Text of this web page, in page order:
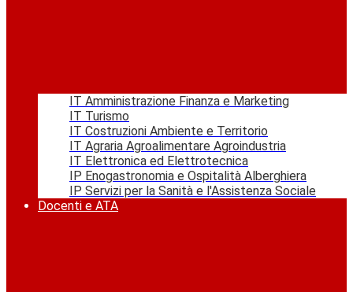
IT Amministrazione Finanza e Marketing
IT Turismo
IT Costruzioni Ambiente e Territorio
IT Agraria Agroalimentare Agroindustria
IT Elettronica ed Elettrotecnica
IP Enogastronomia e Ospitalità Alberghiera
IP Servizi per la Sanità e l'Assistenza Sociale
Docenti e ATA